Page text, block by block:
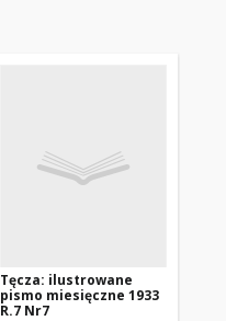
Tęcza: ilustrowane
pismo miesięczne 1933
R.7 Nr7